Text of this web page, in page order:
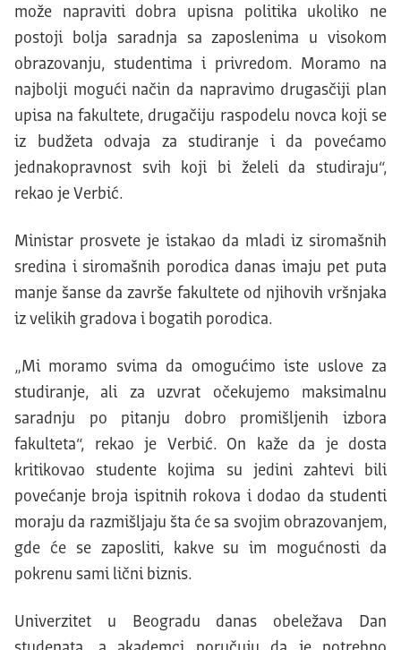
može napraviti dobra upisna politika ukoliko ne
postoji bolja saradnja sa zaposlenima u visokom
obrazovanju, studentima i privredom. Moramo na
najbolji mogući način da napravimo drugasčiji plan
upisa na fakultete, drugačiju raspodelu novca koji se
iz budžeta odvaja za studiranje i da povećamo
jednakopravnost svih koji bi želeli da studiraju“,
rekao je Verbić.
Ministar prosvete je istakao da mladi iz siromašnih
sredina i siromašnih porodica danas imaju pet puta
manje šanse da završe fakultete od njihovih vršnjaka
iz velikih gradova i bogatih porodica.
„Mi moramo svima da omogućimo iste uslove za
studiranje, ali za uzvrat očekujemo maksimalnu
saradnju po pitanju dobro promišljenih izbora
fakulteta“, rekao je Verbić. On kaže da je dosta
kritikovao studente kojima su jedini zahtevi bili
povećanje broja ispitnih rokova i dodao da studenti
moraju da razmišljaju šta će sa svojim obrazovanjem,
gde će se zaposliti, kakve su im mogućnosti da
pokrenu sami lični biznis.
Univerzitet u Beogradu danas obeležava Dan